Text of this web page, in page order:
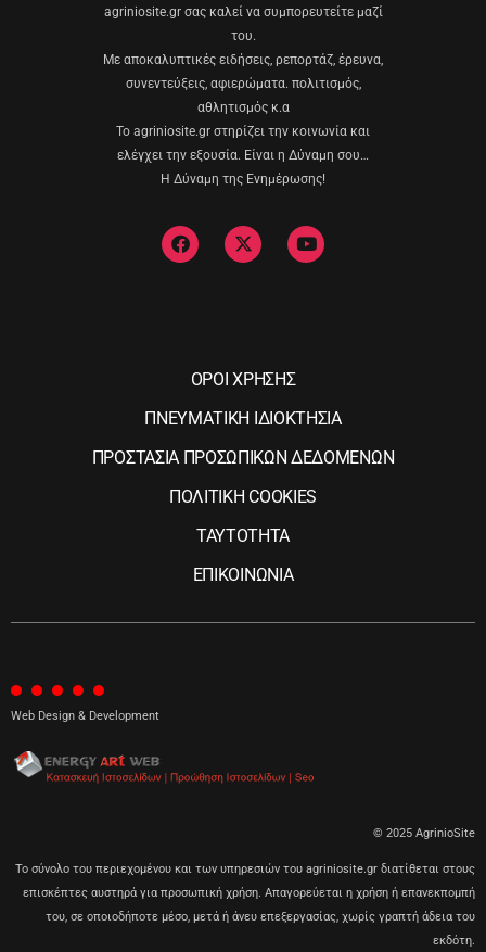
agriniosite.gr σας καλεί να συμπορευτείτε μαζί
του.
Με αποκαλυπτικές ειδήσεις, ρεπορτάζ, έρευνα,
συνεντεύξεις, αφιερώματα. πολιτισμός,
αθλητισμός κ.α
Το agriniosite.gr στηρίζει την κοινωνία και
ελέγχει την εξουσία. Είναι η Δύναμη σου…
Η Δύναμη της Ενημέρωσης!
ΟΡΟΙ ΧΡΗΣΗΣ
ΠΝΕΥΜΑΤΙΚΗ ΙΔΙΟΚΤΗΣΙΑ
ΠΡΟΣΤΑΣΙΑ ΠΡΟΣΩΠΙΚΩΝ ΔΕΔΟΜΕΝΩΝ
ΠΟΛΙΤΙΚΗ COOKIES
ΤΑΥΤΟΤΗΤΑ
ΕΠΙΚΟΙΝΩΝΙΑ
Web Design & Development
© 2025 AgrinioSite
Το σύνολο του περιεχομένου και των υπηρεσιών του agriniosite.gr διατίθεται στους
επισκέπτες αυστηρά για προσωπική χρήση. Απαγορεύεται η χρήση ή επανεκπομπή
του, σε οποιοδήποτε μέσο, μετά ή άνευ επεξεργασίας, χωρίς γραπτή άδεια του
εκδότη.